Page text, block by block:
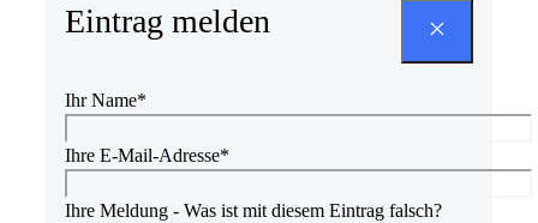
Eintrag melden
Ihr Name*
Ihre E-Mail-Adresse*
Ihre Meldung - Was ist mit diesem Eintrag falsch?